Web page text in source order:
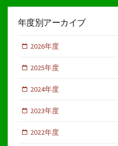
年度別アーカイブ
2026年度
2025年度
2024年度
2023年度
2022年度